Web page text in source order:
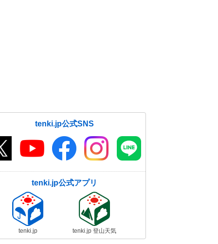
tenki.jp公式SNS
tenki.jp公式アプリ
tenki.jp tenki.jp 登山天気